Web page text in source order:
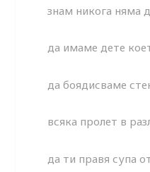
знам никога няма
да имаме дете
да боядисваме
всяка пролет в
да ти правя супа